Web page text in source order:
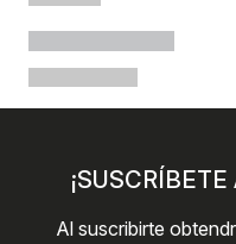
Al suscribirte